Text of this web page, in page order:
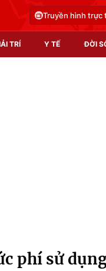
Truyền hình trực
TRÍ Y TẾ ĐỜI
phí sử